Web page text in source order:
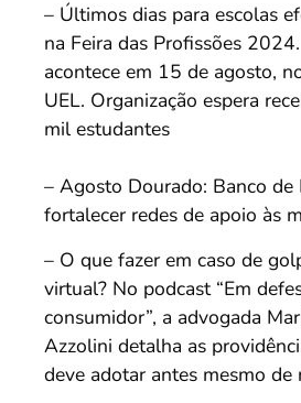
– Últimos dias para escolas
na Feira das Profissões
acontece em 15 de agosto,
UEL. Organização espera
mil estudantes
– Agosto Dourado: Banco
fortalecer redes de apoio às
– O que fazer em caso de
virtual? No podcast “Em
consumidor”, a advogada
Azzolini detalha as
deve adotar antes mesmo de